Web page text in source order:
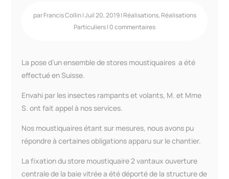
parFrancis Collin|Juil 20, 2019| Réalisations, Réalisations
Particuliers| 0 commentaires
La pose d’un ensemble de stores moustiquaires a été
effectué en Suisse.
Envahi par les insectes rampants et volants, M. et Mme
S. ont fait appel à nos services.
Nos moustiquaires étant sur mesures, nous avons pu
répondre à certaines obligations apparu sur le chantier.
La fixation du store moustiquaire 2 vantaux ouverture
centrale de la baie vitrée a été déporté de la structure de